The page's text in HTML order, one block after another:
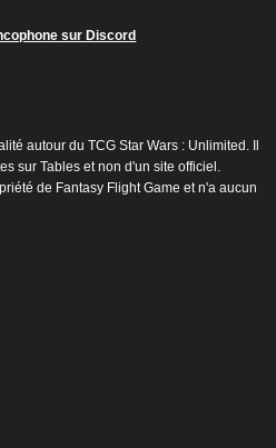
sur Discord
autour du TCG Star Wars : Unlimited. Il
sur Tables et non d'un site officiel.
de Fantasy Flight Game et n'a aucun